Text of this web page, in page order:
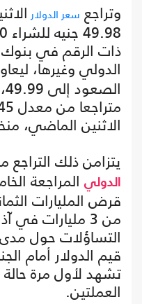
وتراجع سعر الدولار
ذات الرقم في بنوك
الدولي وغيرها،
الاثنين الماضي،
يتزامن ذلك التراجع
الدولي المراجعة
قرض المليارات
التساؤلات حول مدى
قيم الدولار أمام
تشهد لأول مرة
العملتين.